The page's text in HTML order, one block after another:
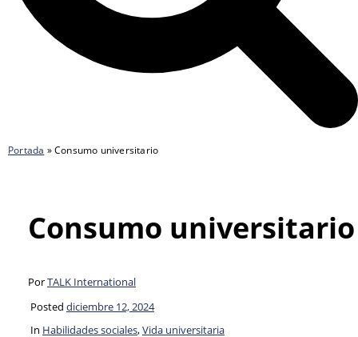
Portada »Consumo universitario
Consumo universitario
PorTALK International
Posted diciembre 12, 2024
In Habilidades sociales,Vida universitaria